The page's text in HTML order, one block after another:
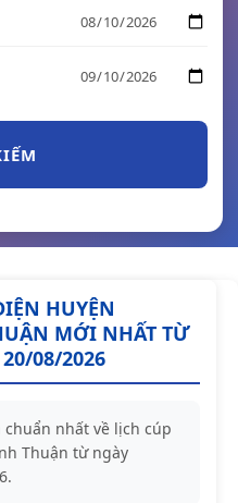
HUYỆN
MỚI NHẤT TỪ
08/2026
nhất về lịch cúp
Thuận từ ngày